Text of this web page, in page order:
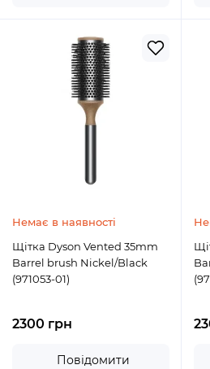
Немає в наявності
Щітка Dyson Vented 35mm
Barrel brush Nickel/Black
(971053-01)
2300 грн
Повідомити